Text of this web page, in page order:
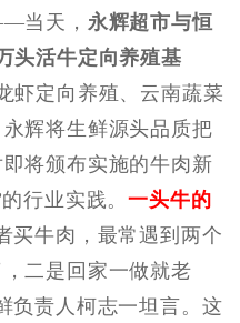
当天， 永辉超市与恒
头活牛定向养殖基
虾定向养殖、云南蔬菜
辉将生鲜源头品质把
将颁布实施的牛肉新
的行业实践。一头牛的
买牛肉，最常遇到两个
二是回家一做就老
负责人柯志一坦言。这